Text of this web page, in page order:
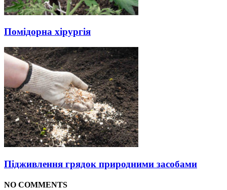
Помідорна хірургія
Підживлення грядок природними засобами
NO COMMENTS